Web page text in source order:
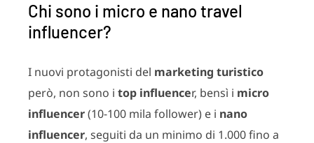
Chi sono i micro e nano travel
influencer?
I nuovi protagonisti del marketing turistico
però, non sono i top influencer, bensì i micro
influencer(10-100 mila follower) e i nano
influencer, seguiti da un minimo di 1.000 fino a